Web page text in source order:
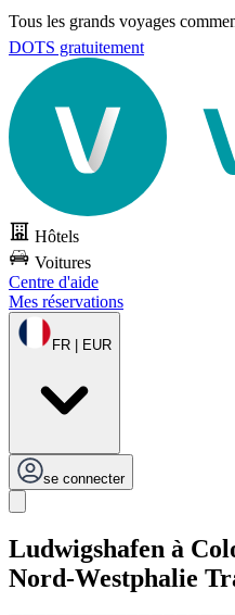
Tous les grands voyages
DOTS gratuitement
Hôtels
Voitures
Centre d'aide
Mes réservations
FR | EUR
se connecter
Ludwigshafen à
Nord-Westphalie